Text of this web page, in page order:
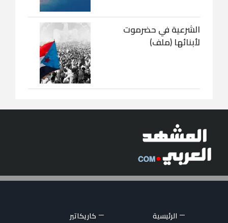
الشرعية في حضرموت
لأبنائها (ملف)
الرئيسية
كاريكاتير